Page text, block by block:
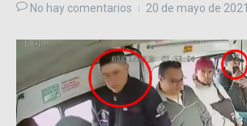
No hay comentarios 20 de mayo de 2021